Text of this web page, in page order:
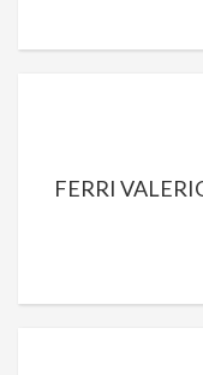
FERRI